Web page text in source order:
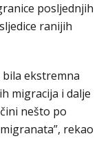
posljednjih
ranijih
bila ekstremna
migracija i dalje
nešto po
rekao